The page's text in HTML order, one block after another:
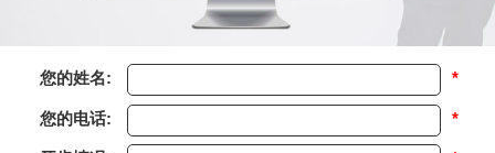
您的姓名: *
您的电话: *